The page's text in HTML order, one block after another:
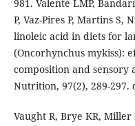
981. Valente LMP,
P, Vaz-Pires P, Martins S,
linoleic acid in diets for
(Oncorhynchus mykiss):
composition and
Nutrition, 97(2), 289-297.
Vaught R, Brye KR,